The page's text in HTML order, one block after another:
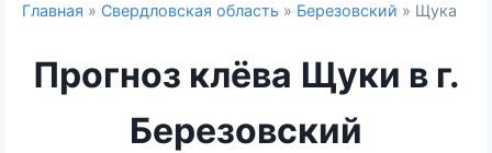
Главная » Свердловская область » Березовский » Щука
Прогноз клёва Щуки в г.
Березовский